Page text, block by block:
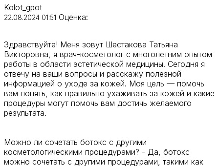
Kolot_gpot
22.08.2024 01:51 Оценка:
Здравствуйте! Меня зовут Шестакова Татьяна
Викторовна, я врач-косметолог с многолетним опытом
работы в области эстетической медицины. Сегодня я
отвечу на ваши вопросы и расскажу полезной
информацией о уходе за кожей. Моя цель — помочь
вам понять, как правильно ухаживать за кожей и какие
процедуры могут помочь вам достичь желаемого
результата.
Можно ли сочетать ботокс с другими
косметологическими процедурами? - Да, ботокс
можно сочетать с другими процедурами, такими как